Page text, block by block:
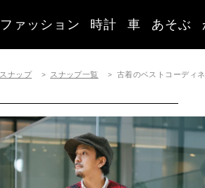
ファッション 時計 車 あそぶ
スナップ スナップ一覧 古着のベストコーディ